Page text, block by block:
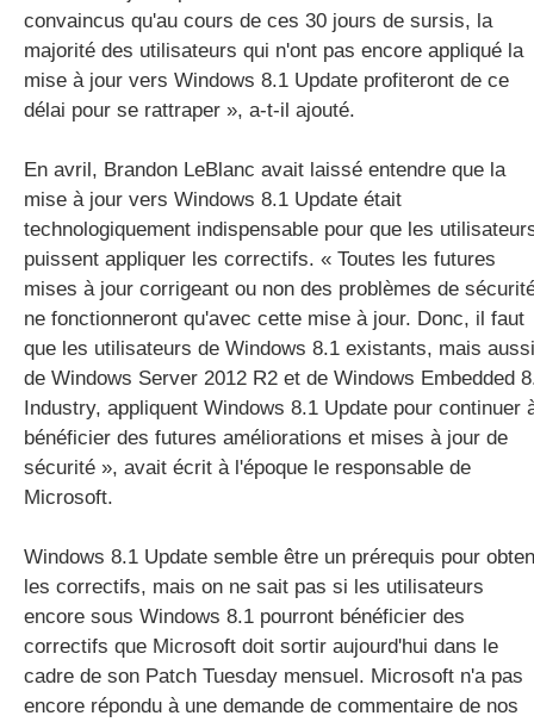
convaincus qu'au cours de ces 30 jours de sursis, la
majorité des utilisateurs qui n'ont pas encore appliqué la
mise à jour vers Windows 8.1 Update profiteront de ce
délai pour se rattraper », a-t-il ajouté.
En avril, Brandon LeBlanc avait laissé entendre que la
mise à jour vers Windows 8.1 Update était
technologiquement indispensable pour que les
puissent appliquer les correctifs. « Toutes les futures
mises à jour corrigeant ou non des problèmes de
ne fonctionneront qu'avec cette mise à jour. Donc, il faut
que les utilisateurs de Windows 8.1 existants, mais aussi
de Windows Server 2012 R2 et de Windows Embedded
Industry, appliquent Windows 8.1 Update pour continuer
bénéficier des futures améliorations et mises à jour de
sécurité », avait écrit à l'époque le responsable de
Microsoft.
Windows 8.1 Update semble être un prérequis pour
les correctifs, mais on ne sait pas si les utilisateurs
encore sous Windows 8.1 pourront bénéficier des
correctifs que Microsoft doit sortir aujourd'hui dans le
cadre de son Patch Tuesday mensuel. Microsoft n'a pas
encore répondu à une demande de commentaire de nos